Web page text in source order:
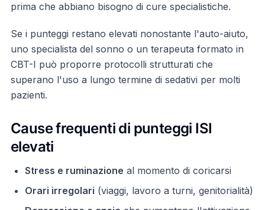
prima che abbiano bisogno di cure specialistiche.
Se i punteggi restano elevati nonostante l'auto-aiuto,
uno specialista del sonno o un terapeuta formato in
CBT-I può proporre protocolli strutturati che
superano l'uso a lungo termine di sedativi per molti
pazienti.
Cause frequenti di punteggi ISI
elevati
Stress e ruminazione al momento di coricarsi
Orari irregolari (viaggi, lavoro a turni, genitorialità)